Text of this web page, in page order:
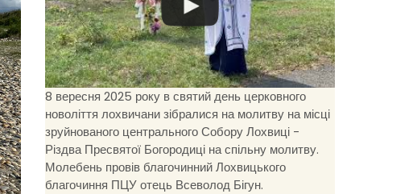
8 вересня 2025 року в святий день церковного
новоліття лохвичани зібралися на молитву на місці
зруйнованого центрального Собору Лохвиці -
Різдва Пресвятої Богородиці на спільну молитву.
Молебень провів благочинний Лохвицького
благочиння ПЦУ отець Всеволод Бігун.